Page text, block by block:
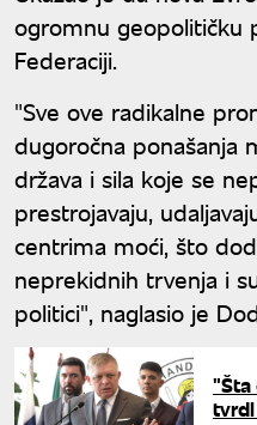
ogromnu geopolitičku
Federaciji.
"Sve ove radikalne
dugoročna ponašanja
država i sila koje se
prestrojavaju,
centrima moći, što
neprekidnih trvenja i
politici", naglasio je
"Šta
tvrdi